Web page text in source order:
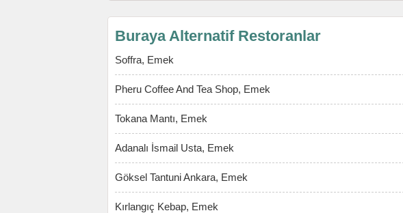
Buraya Alternatif Restoranlar
Soffra, Emek
Pheru Coffee And Tea Shop, Emek
Tokana Mantı, Emek
Adanalı İsmail Usta, Emek
Göksel Tantuni Ankara, Emek
Kırlangıç Kebap, Emek